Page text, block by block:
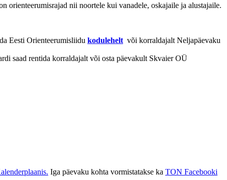
orienteerumisrajad nii noortele kui vanadele, oskajaile ja alustajaile.
Eesti Orienteerumisliidu kodulehelt või korraldajalt Neljapäevaku
saad rentida korraldajalt või osta päevakult Skvaier OÜ
Iga päevaku kohta vormistatakse ka TON Facebooki